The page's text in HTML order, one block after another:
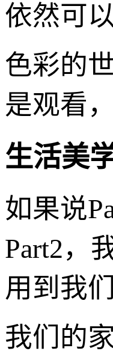
依然可
色彩的
是观看
生活美
如果说
Part2，
用到我
我们的